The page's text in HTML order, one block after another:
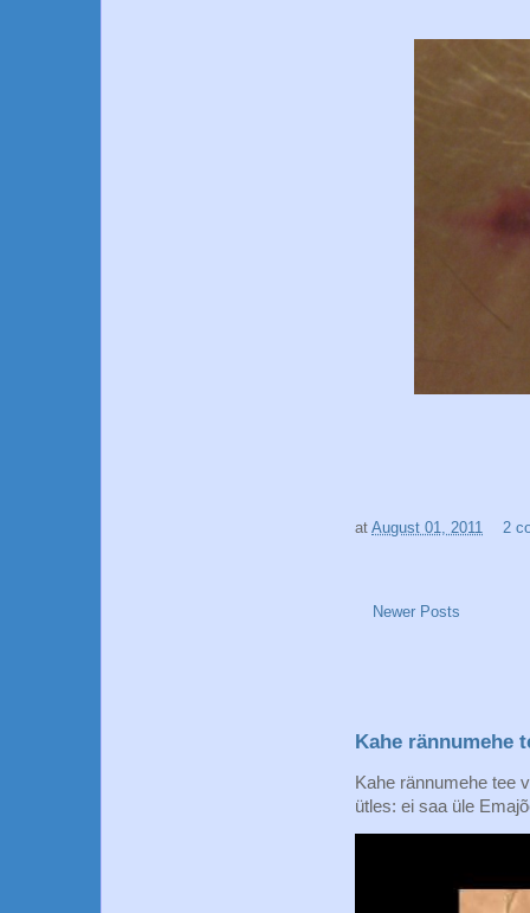
at August 01, 2011 2
Newer Posts
Kahe rännumehe
Kahe rännumehe tee
ütles: ei saa üle